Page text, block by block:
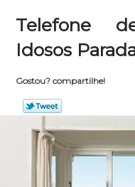
Telefone
Idosos
Gostou? compartilhe!